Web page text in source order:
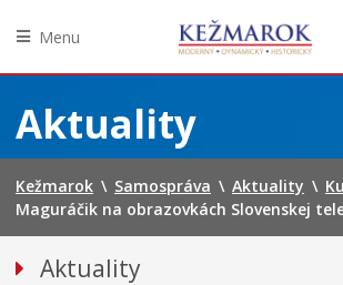
obsah
Menu
Aktuality
Kežmarok \ Samospráva \ Aktuality \
Maguráčik na obrazovkách Slovenskej
Aktuality